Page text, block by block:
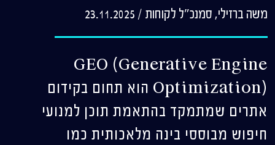
משה ברזילי, סמנכ"ל לקוחות /
23.11.2025
GEO (Generative Engine
Optimization) הוא תחום בקידום
אתרים שמתמקד בהתאמת תוכן למנועי
חיפוש מבוססי בינה מלאכותית כמו